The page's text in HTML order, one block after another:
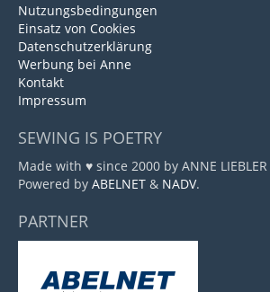
Nutzungsbedingungen
Einsatz von Cookies
Datenschutzerklärung
Werbung bei Anne
Kontakt
Impressum
SEWING IS POETRY
Made with ♥ since 2000 by ANNE LIEBLER
Powered by ABELNET & NADV.
PARTNER